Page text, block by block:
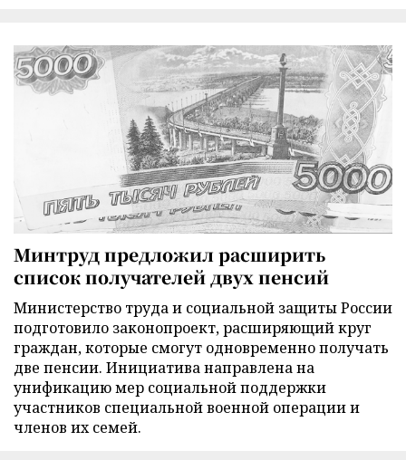
Минтруд предложил расширить
список получателей двух пенсий
Министерство труда и социальной защиты России
подготовило законопроект, расширяющий круг
граждан, которые смогут одновременно получать
две пенсии. Инициатива направлена на
унификацию мер социальной поддержки
участников специальной военной операции и
членов их семей.